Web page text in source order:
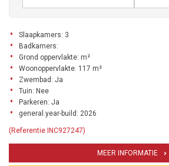
Slaapkamers: 3
Badkamers:
Grond oppervlakte: m²
Woonoppervlakte: 117 m²
Zwembad: Ja
Tuin: Nee
Parkeren: Ja
general.year-build: 2026
(Referentie INC927247)
MEER INFORMATIE